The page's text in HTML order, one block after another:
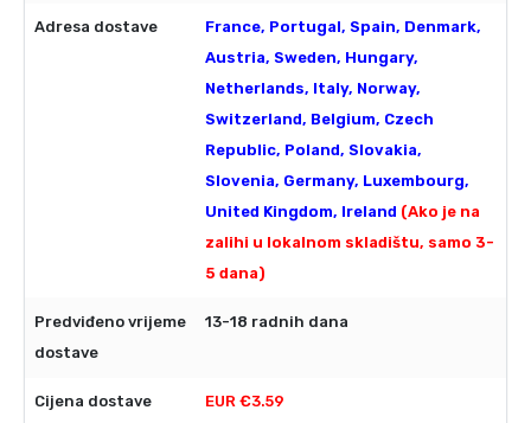
France, Portugal, Spain, Denmark,
Austria, Sweden, Hungary,
Netherlands, Italy, Norway,
Switzerland, Belgium, Czech
Republic, Poland, Slovakia,
Slovenia, Germany, Luxembourg,
United Kingdom, Ireland (Ako je na
zalihi u lokalnom skladištu, samo 3-
5 dana)
13-18 radnih dana
EUR €3.59